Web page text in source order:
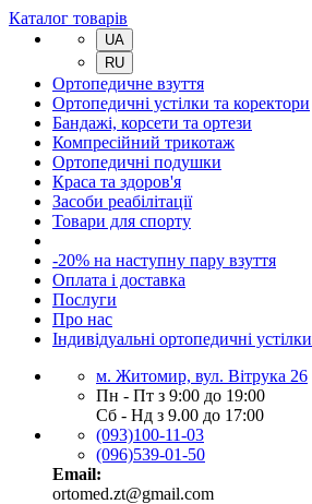
Каталог товарів
UA
RU
Ортопедичне взуття
Ортопедичні устілки та коректори
Бандажі, корсети та ортези
Компресійний трикотаж
Ортопедичні подушки
Краса та здоров'я
Засоби реабілітації
Товари для спорту
-20% на наступну пару взуття
Оплата і доставка
Послуги
Про нас
Індивідуальні ортопедичні устілки
м. Житомир, вул. Вітрука 26
Пн - Пт з 9:00 до 19:00
Сб - Нд з 9.00 до 17:00
(093)100-11-03
(096)539-01-50
Email:
ortomed.zt@gmail.com